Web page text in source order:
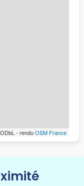
- renduOSM France